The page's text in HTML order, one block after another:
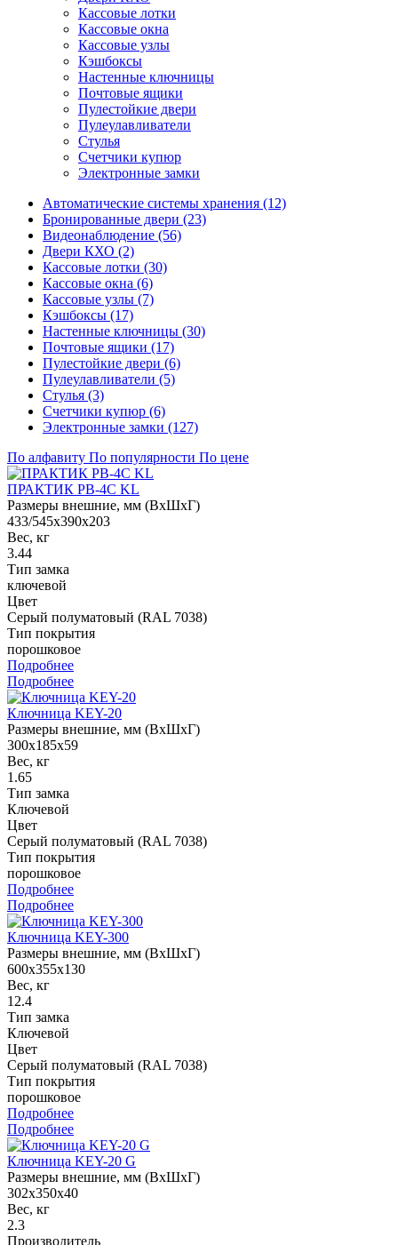
Кассовые лотки
Кассовые окна
Кассовые узлы
Кэшбоксы
Настенные ключницы
Почтовые ящики
Пулестойкие двери
Пулеулавливатели
Стулья
Счетчики купюр
Электронные замки
Автоматические системы хранения (12)
Бронированные двери (23)
Видеонаблюдение (56)
Двери КХО (2)
Кассовые лотки (30)
Кассовые окна (6)
Кассовые узлы (7)
Кэшбоксы (17)
Настенные ключницы (30)
Почтовые ящики (17)
Пулестойкие двери (6)
Пулеулавливатели (5)
Стулья (3)
Счетчики купюр (6)
Электронные замки (127)
По алфавиту По популярности По цене
ПРАКТИК PB-4C KL
Размеры внешние, мм (ВхШхГ)
433/545x390x203
Вес, кг
3.44
Тип замка
ключевой
Цвет
Cерый полуматовый (RAL 7038)
Тип покрытия
порошковое
Подробнее
Подробнее
Ключница KEY-20
Размеры внешние, мм (ВхШхГ)
300x185x59
Вес, кг
1.65
Тип замка
Ключевой
Цвет
Серый полуматовый (RAL 7038)
Тип покрытия
порошковое
Подробнее
Подробнее
Ключница KEY-300
Размеры внешние, мм (ВхШхГ)
600x355x130
Вес, кг
12.4
Тип замка
Ключевой
Цвет
Серый полуматовый (RAL 7038)
Тип покрытия
порошковое
Подробнее
Подробнее
Ключница KEY-20 G
Размеры внешние, мм (ВхШхГ)
302x350x40
Вес, кг
2.3
Производитель